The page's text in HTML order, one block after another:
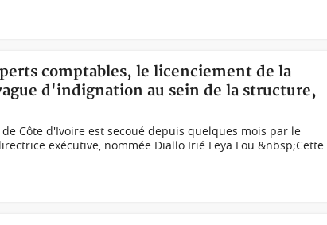
comptables, le licenciement de la
d'indignation au sein de la structure,
Côte d'Ivoire est secoué depuis quelques mois par le
exécutive, nommée Diallo Irié Leya Lou.&nbsp;Cette